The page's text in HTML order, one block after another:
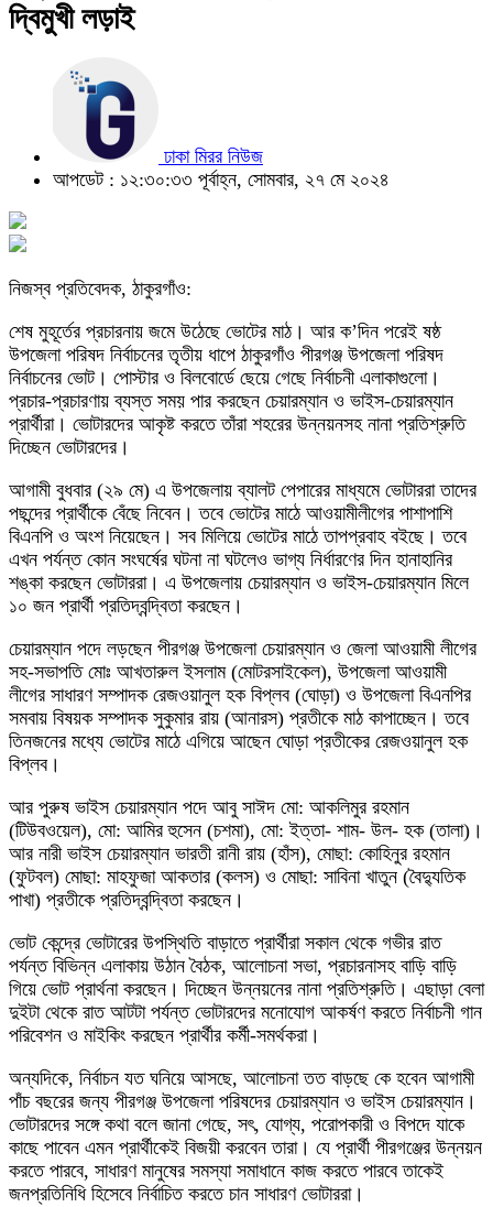
দ্বিমুখী লড়াই
ঢাকা মিরর নিউজ
আপডেট : ১২:৩০:৩৩ পূর্বাহ্ন, সোমবার, ২৭ মে ২০২৪
নিজস্ব প্রতিবেদক, ঠাকুরগাঁও:
শেষ মুহূর্তের প্রচারনায় জমে উঠেছে ভোটের মাঠ। আর ক’দিন পরেই ষষ্ঠ
উপজেলা পরিষদ নির্বাচনের তৃতীয় ধাপে ঠাকুরগাঁও পীরগঞ্জ উপজেলা পরিষদ
নির্বাচনের ভোট। পোস্টার ও বিলবোর্ডে ছেয়ে গেছে নির্বাচনী এলাকাগুলো।
প্রচার-প্রচারণায় ব্যস্ত সময় পার করছেন চেয়ারম্যান ও ভাইস-চেয়ারম্যান
প্রার্থীরা। ভোটারদের আকৃষ্ট করতে তাঁরা শহরের উন্নয়নসহ নানা প্রতিশ্রুতি
দিচ্ছেন ভোটারদের।
আগামী বুধবার (২৯ মে) এ উপজেলায় ব্যালট পেপারের মাধ্যমে ভোটাররা তাদের
পছন্দের প্রার্থীকে বেঁছে নিবেন। তবে ভোটের মাঠে আওয়ামীলীগের পাশাপাশি
বিএনপি ও অংশ নিয়েছেন। সব মিলিয়ে ভোটের মাঠে তাপপ্রবাহ বইছে। তবে
এখন পর্যন্ত কোন সংঘর্ষের ঘটনা না ঘটলেও ভাগ্য নির্ধারণের দিন হানাহানির
শঙ্কা করছেন ভোটাররা। এ উপজেলায় চেয়ারম্যান ও ভাইস-চেয়ারম্যান মিলে
১০ জন প্রার্থী প্রতিদ্বন্দ্বিতা করছেন।
চেয়ারম্যান পদে লড়ছেন পীরগঞ্জ উপজেলা চেয়ারম্যান ও জেলা আওয়ামী লীগের
সহ-সভাপতি মোঃ আখতারুল ইসলাম (মোটরসাইকেল), উপজেলা আওয়ামী
লীগের সাধারণ সম্পাদক রেজওয়ানুল হক বিপ্লব (ঘোড়া) ও উপজেলা বিএনপির
সমবায় বিষয়ক সম্পাদক সুকুমার রায় (আনারস) প্রতীকে মাঠ কাপাচ্ছেন। তবে
তিনজনের মধ্যে ভোটের মাঠে এগিয়ে আছেন ঘোড়া প্রতীকের রেজওয়ানুল হক
বিপ্লব।
আর পুরুষ ভাইস চেয়ারম্যান পদে আবু সাঈদ মো: আকলিমুর রহমান
(টিউবওয়েল), মো: আমির হুসেন (চশমা), মো: ইত্তা- শাম- উল- হক (তালা)।
আর নারী ভাইস চেয়ারম্যান ভারতী রানী রায় (হাঁস), মোছা: কোহিনুর রহমান
(ফুটবল) মোছা: মাহফুজা আকতার (কলস) ও মোছা: সাবিনা খাতুন (বৈদ্যুতিক
পাখা) প্রতীকে প্রতিদ্বন্দ্বিতা করছেন।
ভোট কেন্দ্রে ভোটারের উপস্থিতি বাড়াতে প্রার্থীরা সকাল থেকে গভীর রাত
পর্যন্ত বিভিন্ন এলাকায় উঠান বৈঠক, আলোচনা সভা, প্রচারনাসহ বাড়ি বাড়ি
গিয়ে ভোট প্রার্থনা করছেন। দিচ্ছেন উন্নয়নের নানা প্রতিশ্রুতি। এছাড়া বেলা
দুইটা থেকে রাত আটটা পর্যন্ত ভোটারদের মনোযোগ আকর্ষণ করতে নির্বাচনী গান
পরিবেশন ও মাইকিং করছেন প্রার্থীর কর্মী-সমর্থকরা।
অন্যদিকে, নির্বাচন যত ঘনিয়ে আসছে, আলোচনা তত বাড়ছে কে হবেন আগামী
পাঁচ বছরের জন্য পীরগঞ্জ উপজেলা পরিষদের চেয়ারম্যান ও ভাইস চেয়ারম্যান।
ভোটারদের সঙ্গে কথা বলে জানা গেছে, সৎ, যোগ্য, পরোপকারী ও বিপদে যাকে
কাছে পাবেন এমন প্রার্থীকেই বিজয়ী করবেন তারা। যে প্রার্থী পীরগঞ্জের উন্নয়ন
করতে পারবে, সাধারণ মানুষের সমস্যা সমাধানে কাজ করতে পারবে তাকেই
জনপ্রতিনিধি হিসেবে নির্বাচিত করতে চান সাধারণ ভোটাররা।